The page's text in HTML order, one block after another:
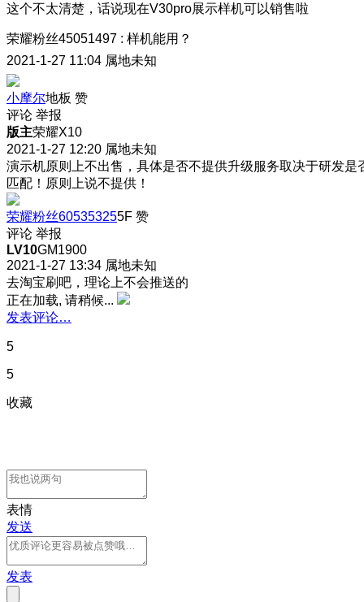
这个不太清楚，话说现在V30pro展示样机可以销售啦
荣耀粉丝45051497 : 样机能用？
2021-1-27 11:04 属地未知
小摩尔地板 赞
评论 举报
版主荣耀X10
2021-1-27 12:20 属地未知
演示机原则上不出售，具体是否不提供升级服务取决于研发是
匹配！原则上说不提供！
荣耀粉丝605353255F 赞
评论 举报
LV10GM1900
2021-1-27 13:34 属地未知
去淘宝刷吧，理论上不会推送的
正在加载, 请稍候...
发表评论…
5
5
收藏
表情
发送
发表